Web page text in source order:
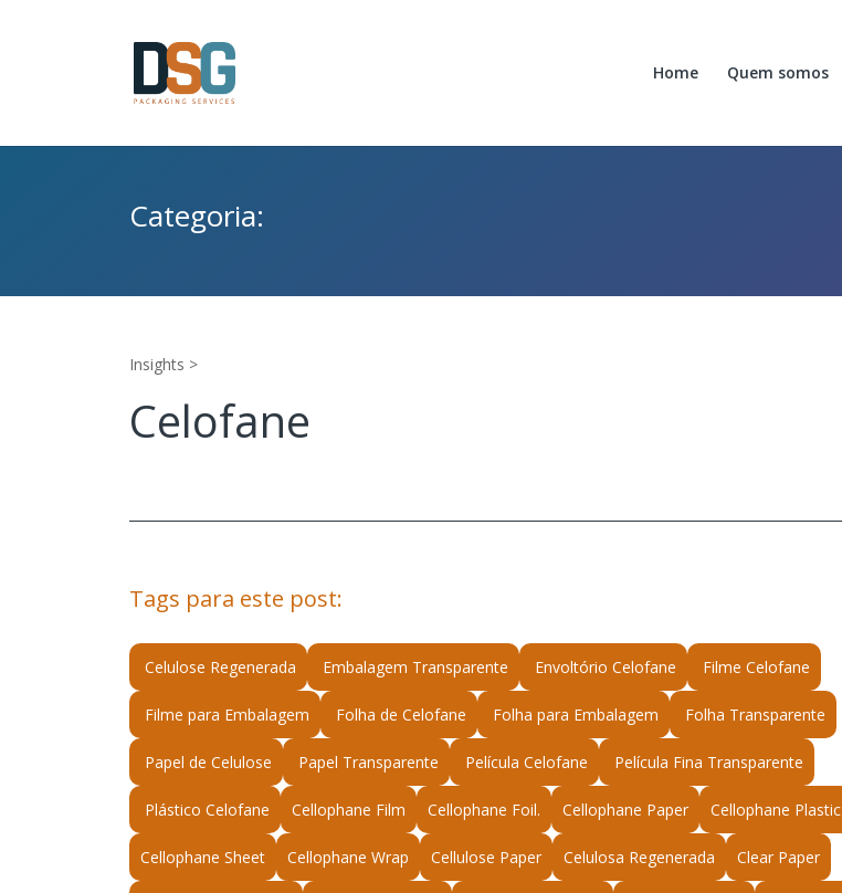
Home Quem somos
Categoria:
Insights >
Celofane
Tags para este post:
Celulose Regenerada Embalagem Transparente Envoltório Celofane Filme Celofane
Filme para Embalagem Folha de Celofane Folha para Embalagem Folha Transparente
Papel de Celulose Papel Transparente Película Celofane Película Fina Transparente
Plástico Celofane Cellophane Film Cellophane Foil. Cellophane Paper Cellophane Plastic
Cellophane Sheet Cellophane Wrap Cellulose Paper Celulosa Regenerada Clear Paper